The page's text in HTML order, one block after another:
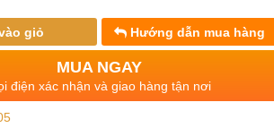
giỏ Hướng dẫn mua hàng
MUA NGAY
điện xác nhận và giao hàng tận nơi